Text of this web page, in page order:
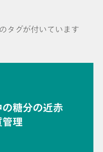
タグが付いています
糖分の近赤
管理